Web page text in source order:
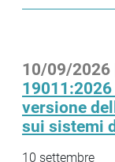
10/09/2026
versione
sui sistemi
10 settembre